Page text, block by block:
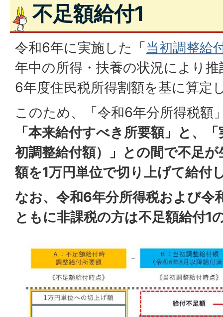
不足額給付1
令和6年に実施した「当初調整給
年中の所得・扶養の状況により
6年度住民税所得割額を基に算定
このため、「令和6年分所得税額
「本来給付すべき所要額」と、
初調整給付額）」との間で不足
額を1万円単位で切り上げて給付
なお、令和6年分所得税および令
ともに非課税の方は不足額給付1